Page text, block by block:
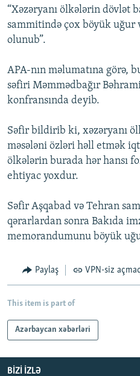
QANUNI DOĞRU
ARAŞDIRMA
VIDEO
FOTOQALEREYA
KARIKATURA
RADIO ARXIV
OXU ZALI
İSLAM VƏ DEMOKRATIYA
İZ - MƏDƏNIYYƏT PROQRAMI
HAQQIMIZDA
PEŞƏ ETIKASI VƏ JURNALISTIKA
MATERIALLARIMIZDAN ISTIFADƏ
AZADLIQRADIOSU MOBIL
BIZIMLƏ ƏLAQƏ
XƏBƏR BÜLLETENLƏRIMIZ
BIZI IZLƏ
RFE/RL-in bütün saytları
“Xəzəryanı ölkələrin dövlət
sammitində çox böyük uğur
olunub”.
APA-nın məlumatına görə,
səfiri Məmmədbağır
konfransında deyib.
Səfir bildirib ki, xəzəryanı
məsələni özləri həll etmək
ölkələrin burada hər hansı
ehtiyac yoxdur.
Səfir Aşqabad və Tehran
qərarlardan sonra Bakıda
memorandumunu böyük
Paylaş VPN-siz
This item is part of
Azərbaycan xəbərləri
BIZI IZLƏ